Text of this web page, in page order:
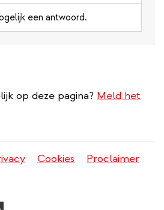
een antwoord.
op deze pagina? Meld het
Cookies
Proclaimer